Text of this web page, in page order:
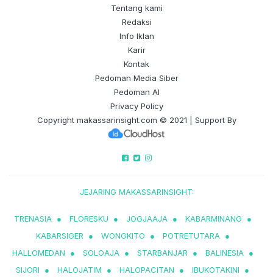
Tentang kami
Redaksi
Info Iklan
Karir
Kontak
Pedoman Media Siber
Pedoman AI
Privacy Policy
Copyright makassarinsight.com © 2021 | Support By
JEJARING MAKASSARINSIGHT:
TRENASIA ● FLORESKU ● JOGJAAJA ● KABARMINANG
●
KABARSIGER
● WONGKITO ● POTRETUTARA ●
HALLOMEDAN
● SOLOAJA ● STARBANJAR ● BALINESIA ●
SIJORI
● HALOJATIM ● HALOPACITAN ● IBUKOTAKINI ●